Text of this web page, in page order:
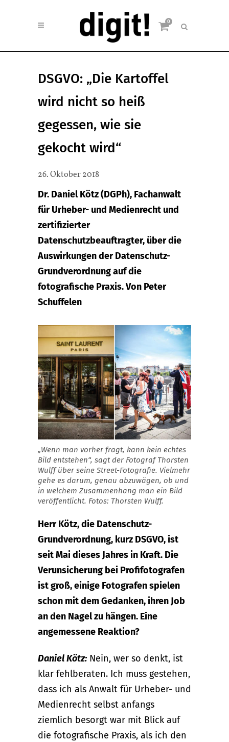
0
DSGVO: „Die Kartoffel
wird nicht so heiß
gegessen, wie sie
gekocht wird“
26. Oktober 2018
Dr. Daniel Kötz (DGPh), Fachanwalt
für Urheber- und Medienrecht und
zertifizierter
Datenschutzbeauftragter, über die
Auswirkungen der Datenschutz-
Grundverordnung auf die
fotografische Praxis. Von Peter
Schuffelen
„Wenn man vorher fragt, kann kein echtes
Bild entstehen“, sagt der Fotograf Thorsten
Wulff über seine Street-Fotografie. Vielmehr
gehe es darum, genau abzuwägen, ob und
in welchem Zusammenhang man ein Bild
veröffentlicht. Fotos: Thorsten Wulff.
Herr Kötz, die Datenschutz-
Grundverordnung, kurz DSGVO, ist
seit Mai dieses Jahres in Kraft. Die
Verunsicherung bei Profifotografen
ist groß, einige Fotografen spielen
schon mit dem Gedanken, ihren Job
an den Nagel zu hängen. Eine
angemessene Reaktion?
Daniel Kötz: Nein, wer so denkt, ist
klar fehlberaten. Ich muss gestehen,
dass ich als Anwalt für Urheber- und
Medienrecht selbst anfangs
ziemlich besorgt war mit Blick auf
die fotografische Praxis, als ich den